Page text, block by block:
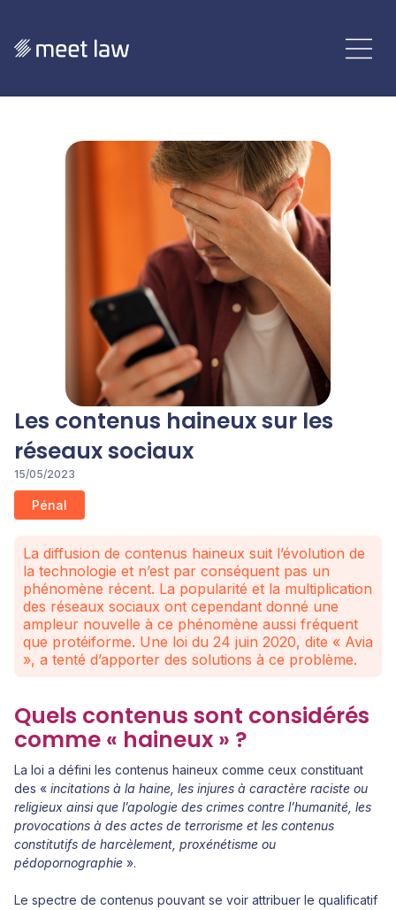
Les contenus haineux sur les
réseaux sociaux
15/05/2023
Pénal
La diffusion de contenus haineux suit l’évolution de
la technologie et n’est par conséquent pas un
phénomène récent. La popularité et la multiplication
des réseaux sociaux ont cependant donné une
ampleur nouvelle à ce phénomène aussi fréquent
que protéiforme. Une loi du 24 juin 2020, dite « Avia
», a tenté d’apporter des solutions à ce problème.
Quels contenus sont considérés
comme « haineux » ?
La loi a défini les contenus haineux comme ceux constituant
des « incitations à la haine, les injures à caractère raciste ou
religieux ainsi que l’apologie des crimes contre l’humanité, les
provocations à des actes de terrorisme et les contenus
constitutifs de harcèlement, proxénétisme ou
pédopornographie ».
Le spectre de contenus pouvant se voir attribuer le qualificatif